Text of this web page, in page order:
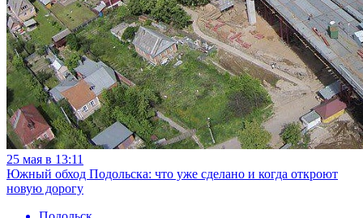
25 мая в 13:11
Южный обход Подольска: что уже сделано и когда откроют
новую дорогу